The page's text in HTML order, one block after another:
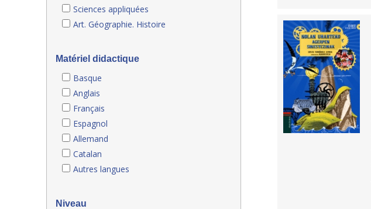
Sciences appliquées
Art. Géographie. Histoire
Matériel didactique
Basque
Anglais
Français
Espagnol
Allemand
Catalan
Autres langues
Niveau